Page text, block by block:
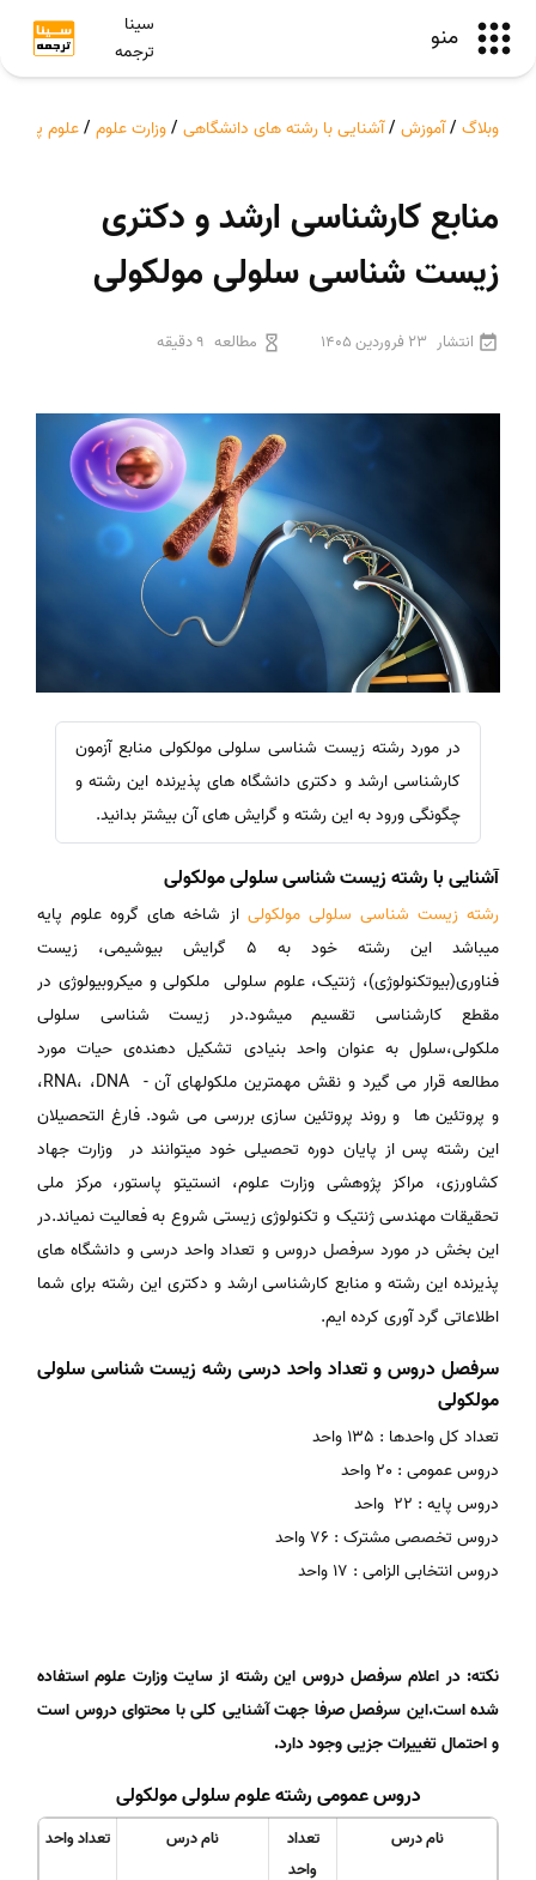
منو
سینا
ترجمه
وبلاگ /آموزش /آشنایی با رشته های دانشگاهی /وزارت علوم /علوم پایه
منابع کارشناسی ارشد و دکتری
زیست شناسی سلولی مولکولی
انتشار 23 فروردین 1405 مطالعه 9 دقیقه
در مورد رشته زیست شناسی سلولی مولکولی منابع آزمون
کارشناسی ارشد و دکتری دانشگاه های پذیرنده این رشته و
چگونگی ورود به این رشته و گرایش های آن بیشتر بدانید.
آشنایی با رشته زیست شناسی سلولی مولکولی
رشته زیست شناسی سلولی مولکولی از شاخه های گروه علوم پایه
میباشد این رشته خود به 5 گرایش بیوشیمی، زیست
فناوری(بیوتکنولوژی)، ژنتیک، علوم سلولی ملکولی و میکروبیولوژی در
مقطع کارشناسی تقسیم میشود.در زیست شناسی سلولی
ملکولی،سلول به عنوان واحد بنیادی تشکیل دهنده‌ی حیات مورد
مطالعه قرار می گیرد و نقش مهمترین ملکولهای آن - RNA، ،DNA،
و پروتئین‌ ها و روند پروتئین سازی بررسی می شود. فارغ التحصیلان
این رشته پس از پایان دوره تحصیلی خود میتوانند در وزارت‌ جهاد
کشاورزی‌، مراکز پژوهشی‌ وزارت‌ علوم‌، انستیتو پاستور، مرکز ملی‌
تحقیقات‌ مهندسی‌ ژنتیک‌ و تکنولوژی‌ زیستی‌ شروع به فعالیت نمیاند.در
این بخش در مورد سرفصل دروس و تعداد واحد درسی و دانشگاه های
پذیرنده این رشته و منابع کارشناسی ارشد و دکتری این رشته برای شما
اطلاعاتی گرد آوری کرده ایم.
سرفصل دروس و تعداد واحد درسی رشه زیست شناسی سلولی
مولکولی
تعداد کل واحدها : 135 واحد
دروس عمومی : 20 واحد
دروس پایه : 22 واحد
دروس تخصصی مشترک : 76 واحد
دروس انتخابی الزامی : 17 واحد
نکته: در اعلام سرفصل دروس این رشته از سایت وزارت علوم استفاده
شده است.این سرفصل صرفا جهت آشنایی کلی با محتوای دروس است
و احتمال تغییرات جزیی وجود دارد.
دروس عمومی رشته علوم سلولی مولکولی
نام درس
تعداد
واحد
نام درس تعداد واحد